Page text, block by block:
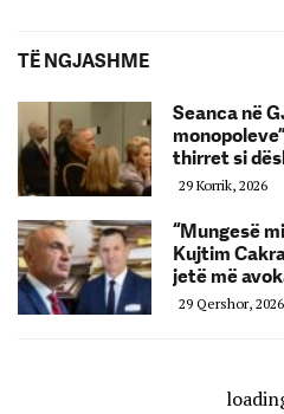
TË NGJASHME
Seanca në
thirret si
29 Korrik, 2026
“Mungesë
Kujtim
jetë më
29 Qershor, 2026